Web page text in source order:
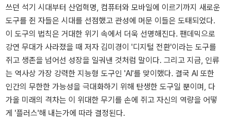
쓰던 석기 시대부터 산업혁명, 컴퓨터와 모바일에 이르기까지 새로운
도구를 쥔 자들은 시대를 선점했고 관성에 머문 이들은 도태되었다.
이 도구의 법칙은 거대한 위기 속에서 더욱 선명해진다. 팬데믹으로
강연 무대가 사라졌을 때 저자 김미경이 '디지털 전환'이라는 도구를
쥐고 생존을 넘어선 성장을 일궈낸 것처럼 말이다. 그리고 지금, 인류
는 역사상 가장 강력한 지능형 도구인 'AI'를 맞이했다. 결국 AI 또한
인간의 무한한 가능성을 극대화하기 위해 탄생한 도구일 뿐이며, 다
가올 미래의 격차는 이 위대한 무기를 손에 쥐고 자신의 역량을 어떻
게 '플러스'해 내는가에 따라 결정된다.